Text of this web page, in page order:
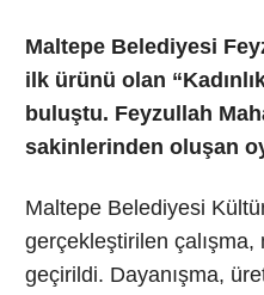
Maltepe Belediyesi
ilk ürünü olan
buluştu. Feyzullah
sakinlerinden oluşan
Maltepe Belediyesi
gerçekleştirilen
geçirildi. Dayanışma,